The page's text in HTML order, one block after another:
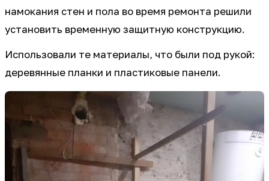
намокания стен и пола во время ремонта решили
установить временную защитную конструкцию.
Использовали те материалы, что были под рукой:
деревянные планки и пластиковые панели.